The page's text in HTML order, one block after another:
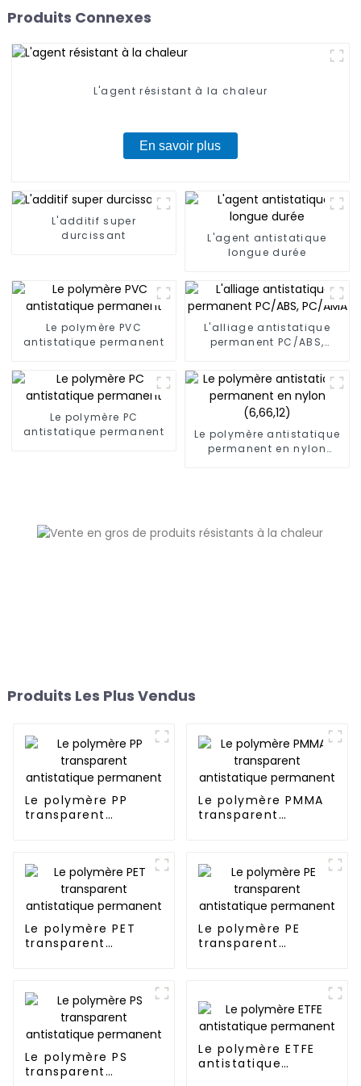
Produits Connexes
L'agent résistant à la chaleur
En savoir plus
L'additif super
durcissant
L'agent antistatique
longue durée
Le polymère PVC
antistatique permanent
L'alliage antistatique
permanent PC/ABS,
Le polymère PC
antistatique permanent
Le polymère antistatique
permanent en nylon
Produits Les Plus Vendus
Le polymère PP
transparent
Le polymère PMMA
transparent
Le polymère PET
transparent
Le polymère PE
transparent
Le polymère PS
transparent
Le polymère ETFE
antistatique